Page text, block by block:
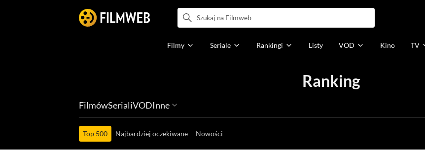
Filmy Seriale Rankingi Listy VOD Kino TV
Ranking
Filmów Seriali VOD Inne
Top 500 Najbardziej oczekiwane Nowości